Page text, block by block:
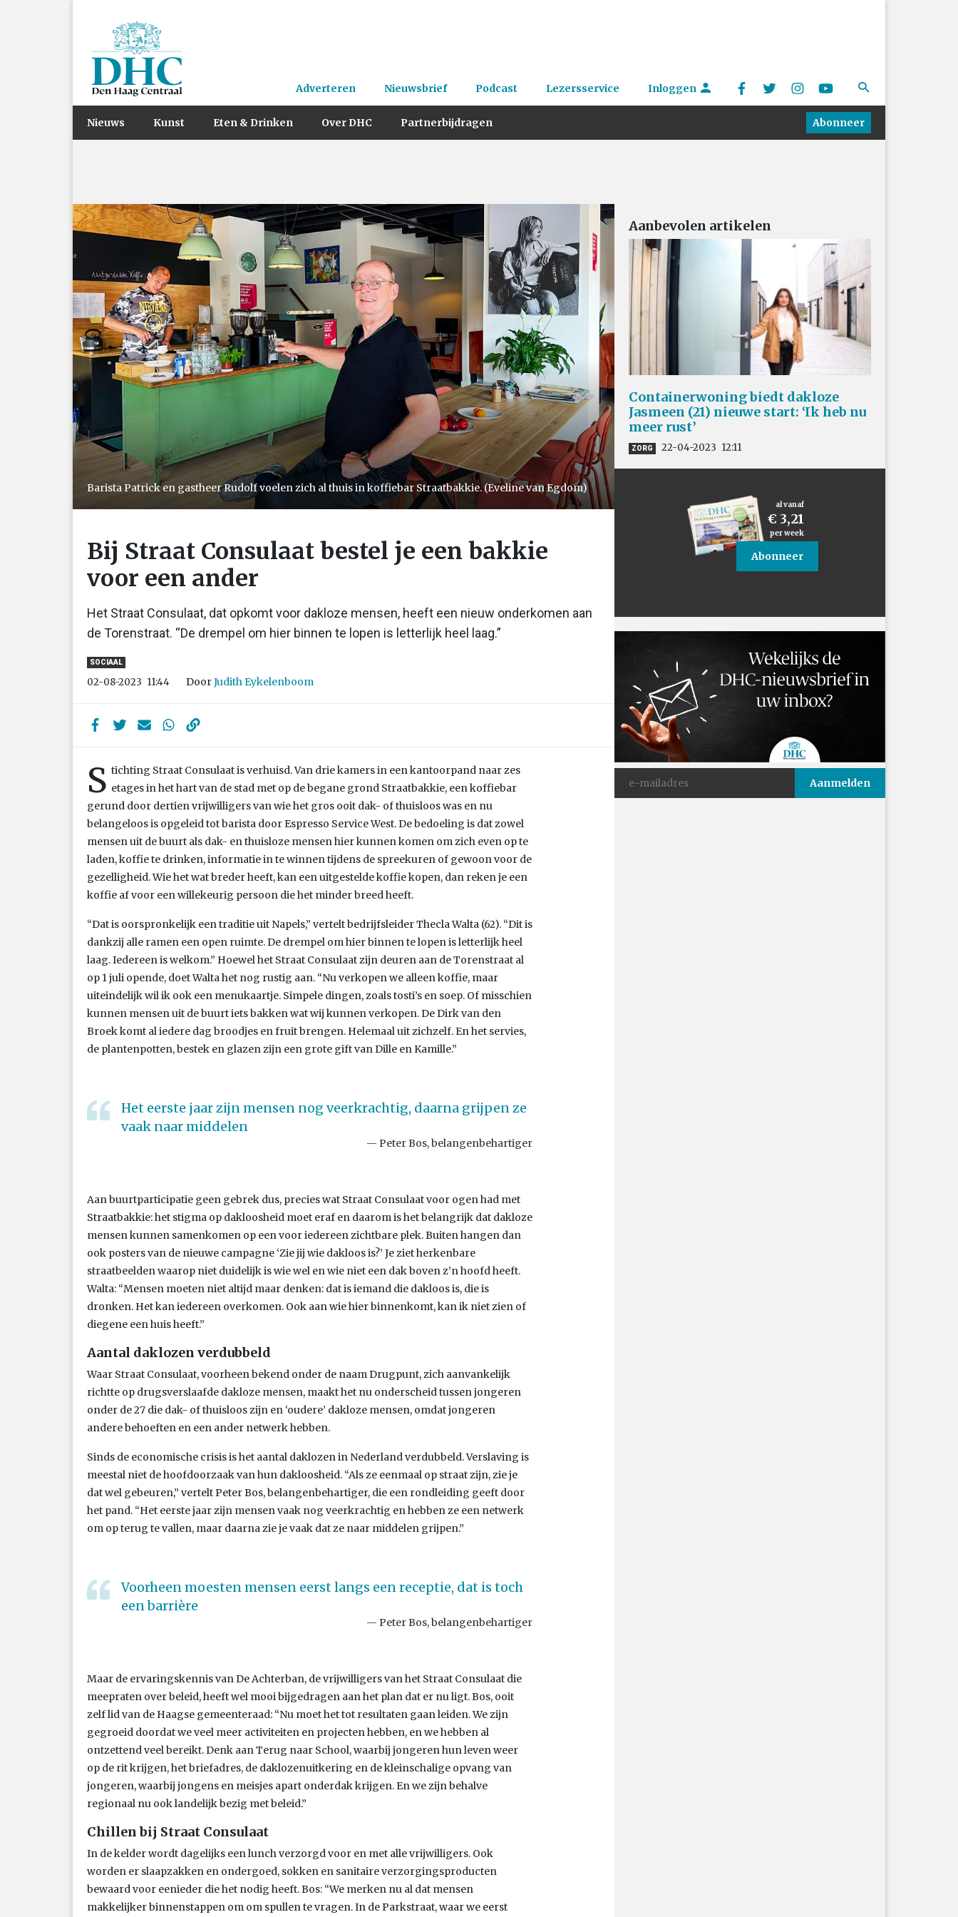
Adverteren Nieuwsbrief Podcast Lezersservice Inloggen
Nieuws Kunst Eten & Drinken Over DHC Partnerbijdragen Abonneer
Barista Patrick en gastheer Rudolf voelen zich al thuis in koffiebar Straatbakkie. (Eveline van Egdom)
Bij Straat Consulaat bestel je een bakkie
voor een ander
Het Straat Consulaat, dat opkomt voor dakloze mensen, heeft een nieuw onderkomen aan
de Torenstraat. “De drempel om hier binnen te lopen is letterlijk heel laag.”
SOCIAAL
02-08-2023 11:44 DoorJudith Eykelenboom
S tichting Straat Consulaat is verhuisd. Van drie kamers in een kantoorpand naar zes
etages in het hart van de stad met op de begane grond Straatbakkie, een koffiebar
gerund door dertien vrijwilligers van wie het gros ooit dak- of thuisloos was en nu
belangeloos is opgeleid tot barista door Espresso Service West. De bedoeling is dat zowel
mensen uit de buurt als dak- en thuisloze mensen hier kunnen komen om zich even op te
laden, koffie te drinken, informatie in te winnen tijdens de spreekuren of gewoon voor de
gezelligheid. Wie het wat breder heeft, kan een uitgestelde koffie kopen, dan reken je een
koffie af voor een willekeurig persoon die het minder breed heeft.
“Dat is oorspronkelijk een traditie uit Napels,” vertelt bedrijfsleider Thecla Walta (62). “Dit is
dankzij alle ramen een open ruimte. De drempel om hier binnen te lopen is letterlijk heel
laag. Iedereen is welkom.” Hoewel het Straat Consulaat zijn deuren aan de Torenstraat al
op 1 juli opende, doet Walta het nog rustig aan. “Nu verkopen we alleen koffie, maar
uiteindelijk wil ik ook een menukaartje. Simpele dingen, zoals tosti’s en soep. Of misschien
kunnen mensen uit de buurt iets bakken wat wij kunnen verkopen. De Dirk van den
Broek komt al iedere dag broodjes en fruit brengen. Helemaal uit zichzelf. En het servies,
de plantenpotten, bestek en glazen zijn een grote gift van Dille en Kamille.”
Het eerste jaar zijn mensen nog veerkrachtig, daarna grijpen ze
vaak naar middelen
Peter Bos, belangenbehartiger
Aan buurtparticipatie geen gebrek dus, precies wat Straat Consulaat voor ogen had met
Straatbakkie: het stigma op dakloosheid moet eraf en daarom is het belangrijk dat dakloze
mensen kunnen samenkomen op een voor iedereen zichtbare plek. Buiten hangen dan
ook posters van de nieuwe campagne ‘Zie jij wie dakloos is?’ Je ziet herkenbare
straatbeelden waarop niet duidelijk is wie wel en wie niet een dak boven z’n hoofd heeft.
Walta: “Mensen moeten niet altijd maar denken: dat is iemand die dakloos is, die is
dronken. Het kan iedereen overkomen. Ook aan wie hier binnenkomt, kan ik niet zien of
diegene een huis heeft.”
Aantal daklozen verdubbeld
Waar Straat Consulaat, voorheen bekend onder de naam Drugpunt, zich aanvankelijk
richtte op drugsverslaafde dakloze mensen, maakt het nu onderscheid tussen jongeren
onder de 27 die dak- of thuisloos zijn en ‘oudere’ dakloze mensen, omdat jongeren
andere behoeften en een ander netwerk hebben.
Sinds de economische crisis is het aantal daklozen in Nederland verdubbeld. Verslaving is
meestal niet de hoofdoorzaak van hun dakloosheid. “Als ze eenmaal op straat zijn, zie je
dat wel gebeuren,” vertelt Peter Bos, belangenbehartiger, die een rondleiding geeft door
het pand. “Het eerste jaar zijn mensen vaak nog veerkrachtig en hebben ze een netwerk
om op terug te vallen, maar daarna zie je vaak dat ze naar middelen grijpen.”
Voorheen moesten mensen eerst langs een receptie, dat is toch
een barrière
Peter Bos, belangenbehartiger
Maar de ervaringskennis van De Achterban, de vrijwilligers van het Straat Consulaat die
meepraten over beleid, heeft wel mooi bijgedragen aan het plan dat er nu ligt. Bos, ooit
zelf lid van de Haagse gemeenteraad: “Nu moet het tot resultaten gaan leiden. We zijn
gegroeid doordat we veel meer activiteiten en projecten hebben, en we hebben al
ontzettend veel bereikt. Denk aan Terug naar School, waarbij jongeren hun leven weer
op de rit krijgen, het briefadres, de daklozenuitkering en de kleinschalige opvang van
jongeren, waarbij jongens en meisjes apart onderdak krijgen. En we zijn behalve
regionaal nu ook landelijk bezig met beleid.”
Chillen bij Straat Consulaat
In de kelder wordt dagelijks een lunch verzorgd voor en met alle vrijwilligers. Ook
worden er slaapzakken en ondergoed, sokken en sanitaire verzorgingsproducten
bewaard voor eenieder die het nodig heeft. Bos: “We merken nu al dat mensen
makkelijker binnenstappen om om spullen te vragen. In de Parkstraat, waar we eerst
Aanbevolen artikelen
Containerwoning biedt dakloze
Jasmeen (21) nieuwe start: ‘Ik heb nu
meer rust’
ZORG 22-04-2023 12:11
al vanaf
€ 3,21
per week
Abonneer